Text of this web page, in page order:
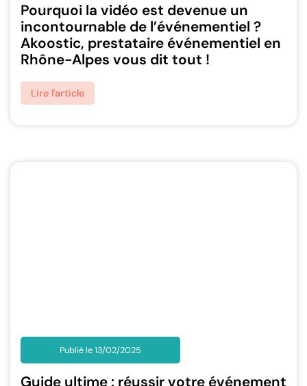
Pourquoi la vidéo est devenue un
incontournable de l’événementiel ?
Akoostic, prestataire événementiel en
Rhône-Alpes vous dit tout !
Lire l'article
Publié le 13/02/2025
Guide ultime : réussir votre événement